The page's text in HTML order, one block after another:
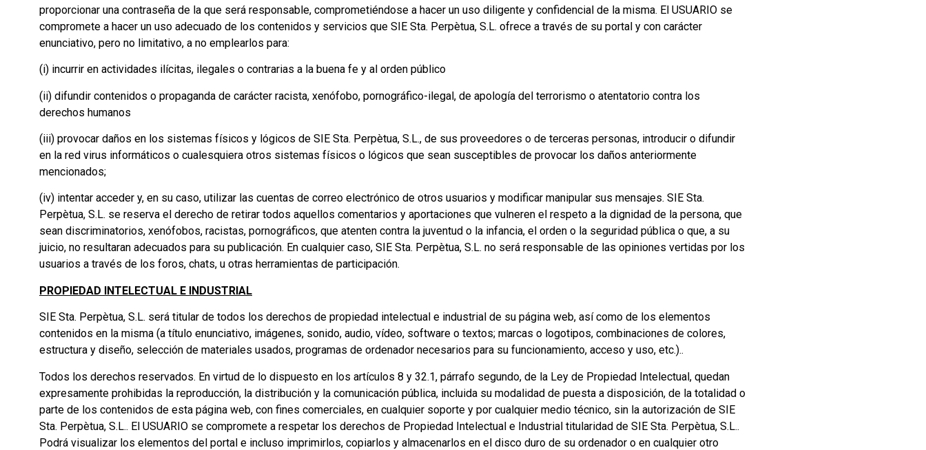
proporcionar una contraseña de la que será responsable, comprometiéndose a hacer un uso diligente y confidencial de la misma. El USUARIO se
compromete a hacer un uso adecuado de los contenidos y servicios que SIE Sta. Perpètua, S.L. ofrece a través de su portal y con carácter
enunciativo, pero no limitativo, a no emplearlos para:
(i) incurrir en actividades ilícitas, ilegales o contrarias a la buena fe y al orden público
(ii) difundir contenidos o propaganda de carácter racista, xenófobo, pornográfico-ilegal, de apología del terrorismo o atentatorio contra los
derechos humanos
(iii) provocar daños en los sistemas físicos y lógicos de SIE Sta. Perpètua, S.L., de sus proveedores o de terceras personas, introducir o difundir
en la red virus informáticos o cualesquiera otros sistemas físicos o lógicos que sean susceptibles de provocar los daños anteriormente
mencionados;
(iv) intentar acceder y, en su caso, utilizar las cuentas de correo electrónico de otros usuarios y modificar manipular sus mensajes. SIE Sta.
Perpètua, S.L. se reserva el derecho de retirar todos aquellos comentarios y aportaciones que vulneren el respeto a la dignidad de la persona, que
sean discriminatorios, xenófobos, racistas, pornográficos, que atenten contra la juventud o la infancia, el orden o la seguridad pública o que, a su
juicio, no resultaran adecuados para su publicación. En cualquier caso, SIE Sta. Perpètua, S.L. no será responsable de las opiniones vertidas por los
usuarios a través de los foros, chats, u otras herramientas de participación.
PROPIEDAD INTELECTUAL E INDUSTRIAL
SIE Sta. Perpètua, S.L. será titular de todos los derechos de propiedad intelectual e industrial de su página web, así como de los elementos
contenidos en la misma (a título enunciativo, imágenes, sonido, audio, vídeo, software o textos; marcas o logotipos, combinaciones de colores,
estructura y diseño, selección de materiales usados, programas de ordenador necesarios para su funcionamiento, acceso y uso, etc.)..
Todos los derechos reservados. En virtud de lo dispuesto en los artículos 8 y 32.1, párrafo segundo, de la Ley de Propiedad Intelectual, quedan
expresamente prohibidas la reproducción, la distribución y la comunicación pública, incluida su modalidad de puesta a disposición, de la totalidad o
parte de los contenidos de esta página web, con fines comerciales, en cualquier soporte y por cualquier medio técnico, sin la autorización de SIE
Sta. Perpètua, S.L.. El USUARIO se compromete a respetar los derechos de Propiedad Intelectual e Industrial titularidad de SIE Sta. Perpètua, S.L..
Podrá visualizar los elementos del portal e incluso imprimirlos, copiarlos y almacenarlos en el disco duro de su ordenador o en cualquier otro